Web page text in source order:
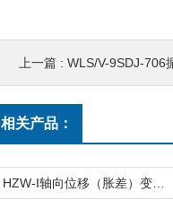
上一篇 : WLS/V-9SDJ-706
相关产品：